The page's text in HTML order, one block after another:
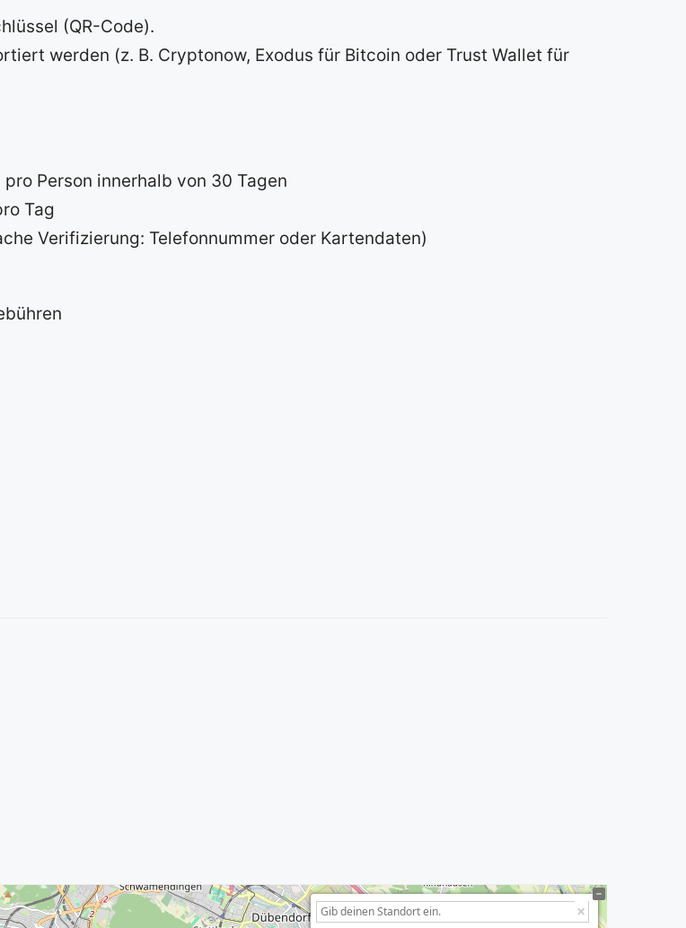
(QR-Code).
werden (z. B. Cryptonow, Exodus für Bitcoin oder Trust Wallet für
pro Person innerhalb von 30 Tagen
Tag
Verifizierung: Telefonnummer oder Kartendaten)